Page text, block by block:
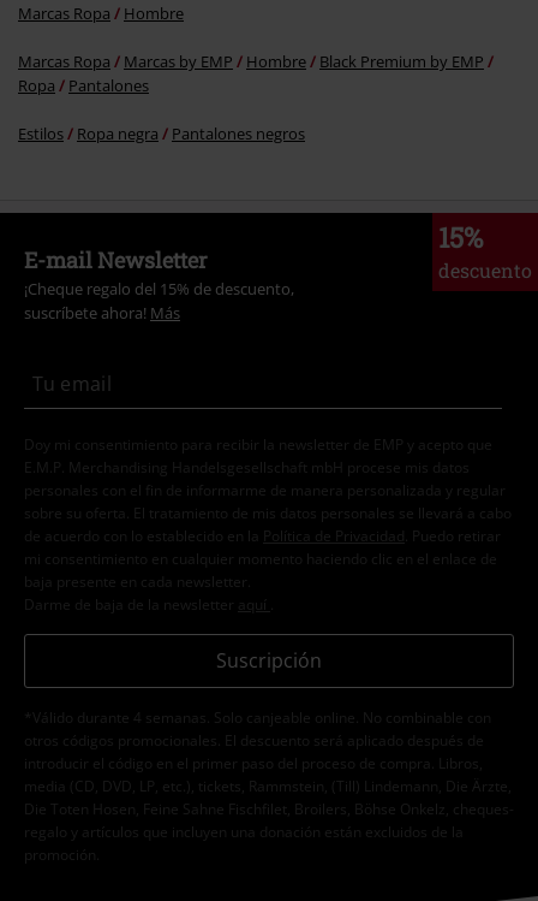
Marcas Ropa Hombre
Marcas Ropa Marcas by EMP Hombre
Black Premium by EMP
Ropa
Pantalones
Estilos Ropa negra Pantalones negros
15%
descuento
E-mail Newsletter
¡Cheque regalo del 15% de descuento,
suscríbete ahora! Más
Doy mi consentimiento para recibir la newsletter de EMP y acepto que
E.M.P. Merchandising Handelsgesellschaft mbH procese mis datos
personales con el fin de informarme de manera personalizada y regular
sobre su oferta. El tratamiento de mis datos personales se llevará a cabo
de acuerdo con lo establecido en la
Política de Privacidad . Puedo retirar
mi consentimiento en cualquier momento haciendo clic en el enlace de
baja presente en cada newsletter.
Darme de baja de la newsletter
aquí
Suscripción
*Válido durante 4 semanas. Solo canjeable online. No combinable con
otros códigos promocionales. El descuento será aplicado después de
introducir el código en el primer paso del proceso de compra. Libros,
media (CD, DVD, LP, etc.), tickets, Rammstein, (Till) Lindemann, Die Ärzte,
Die Toten Hosen, Feine Sahne Fischfilet, Broilers, Böhse Onkelz, cheques-
regalo y artículos que incluyen una donación están excluidos de la
promoción.